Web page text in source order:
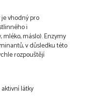
vhodný pro
i
máslo). Enzymy
v důsledku této
rozpouštějí
látky